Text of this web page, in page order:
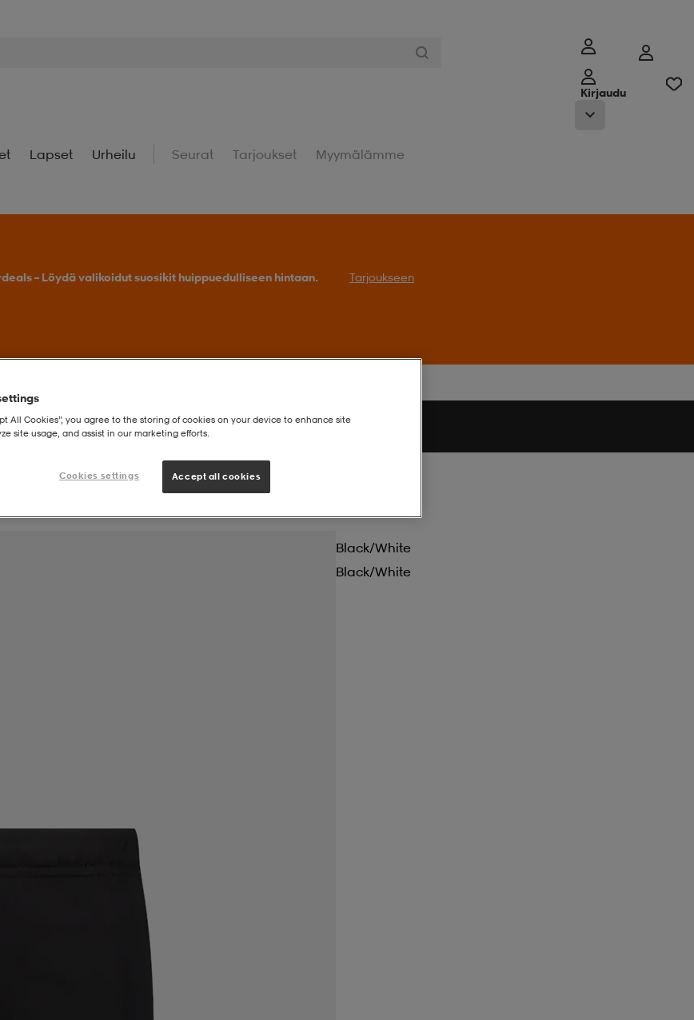
Kirjaudu
Lapset Urheilu Seurat Tarjoukset Myymälämme
– Löydä valikoidut suosikit huippuedulliseen hintaan. Tarjoukseen
Joukkueen tuote:
PT Jyväskylä Seuravaatteet
Black/white
Black/white
All Cookies”, you agree to the storing of cookies on your device to enhance site
site usage, and assist in our marketing efforts.
Cookies settings Accept all cookies